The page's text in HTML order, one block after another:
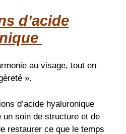
d’acide
au visage, tout en
».
d’acide hyaluronique
un soin de structure et de
restaurer ce que le temps